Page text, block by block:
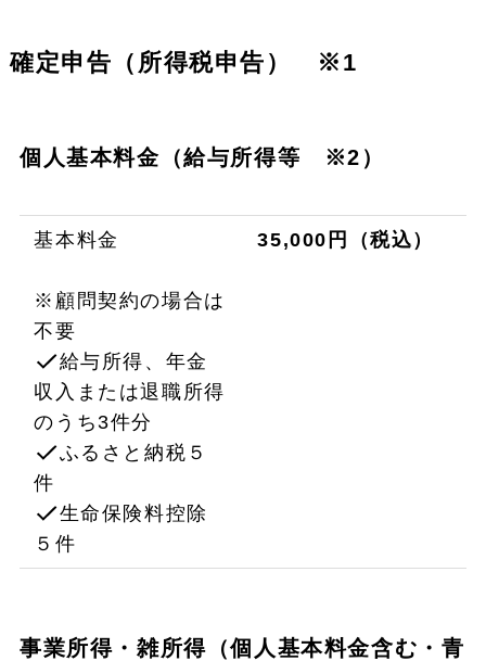
確定申告（所得税申告） ※1
個人基本料金（給与所得等 ※2）
基本料金
※顧問契約の場合は
不要
給与所得、年金
収入または退職所得
のうち3件分
ふるさと納税５
件
生命保険料控除
５件
35,000円（税込）
事業所得・雑所得（個人基本料金含む・青